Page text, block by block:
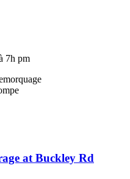
7h pm
at Buckley Rd